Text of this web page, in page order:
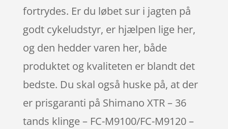
fortrydes. Er du løbet sur i jagten på
godt cykeludstyr, er hjælpen lige her,
og den hedder varen her, både
produktet og kvaliteten er blandt det
bedste. Du skal også huske på, at der
er prisgaranti på Shimano XTR – 36
tands klinge – FC-M9100/FC-M9120 –